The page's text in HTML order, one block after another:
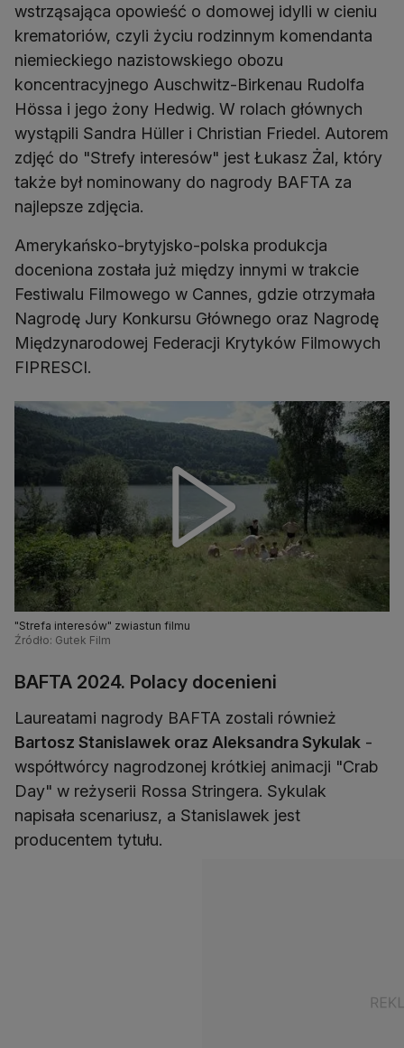
wstrząsająca opowieść o domowej idylli w cieniu
krematoriów, czyli życiu rodzinnym komendanta
niemieckiego nazistowskiego obozu
koncentracyjnego Auschwitz-Birkenau Rudolfa
Hössa i jego żony Hedwig. W rolach głównych
wystąpili Sandra Hüller i Christian Friedel. Autorem
zdjęć do "Strefy interesów" jest Łukasz Żal, który
także był nominowany do nagrody BAFTA za
najlepsze zdjęcia.
Amerykańsko-brytyjsko-polska produkcja
doceniona została już między innymi w trakcie
Festiwalu Filmowego w Cannes, gdzie otrzymała
Nagrodę Jury Konkursu Głównego oraz Nagrodę
Międzynarodowej Federacji Krytyków Filmowych
FIPRESCI.
"Strefa interesów" zwiastun filmu
Źródło: Gutek Film
BAFTA 2024. Polacy docenieni
Laureatami nagrody BAFTA zostali również
Bartosz Stanislawek oraz Aleksandra Sykulak -
współtwórcy nagrodzonej krótkiej animacji "Crab
Day" w reżyserii Rossa Stringera. Sykulak
napisała scenariusz, a Stanislawek jest
producentem tytułu.